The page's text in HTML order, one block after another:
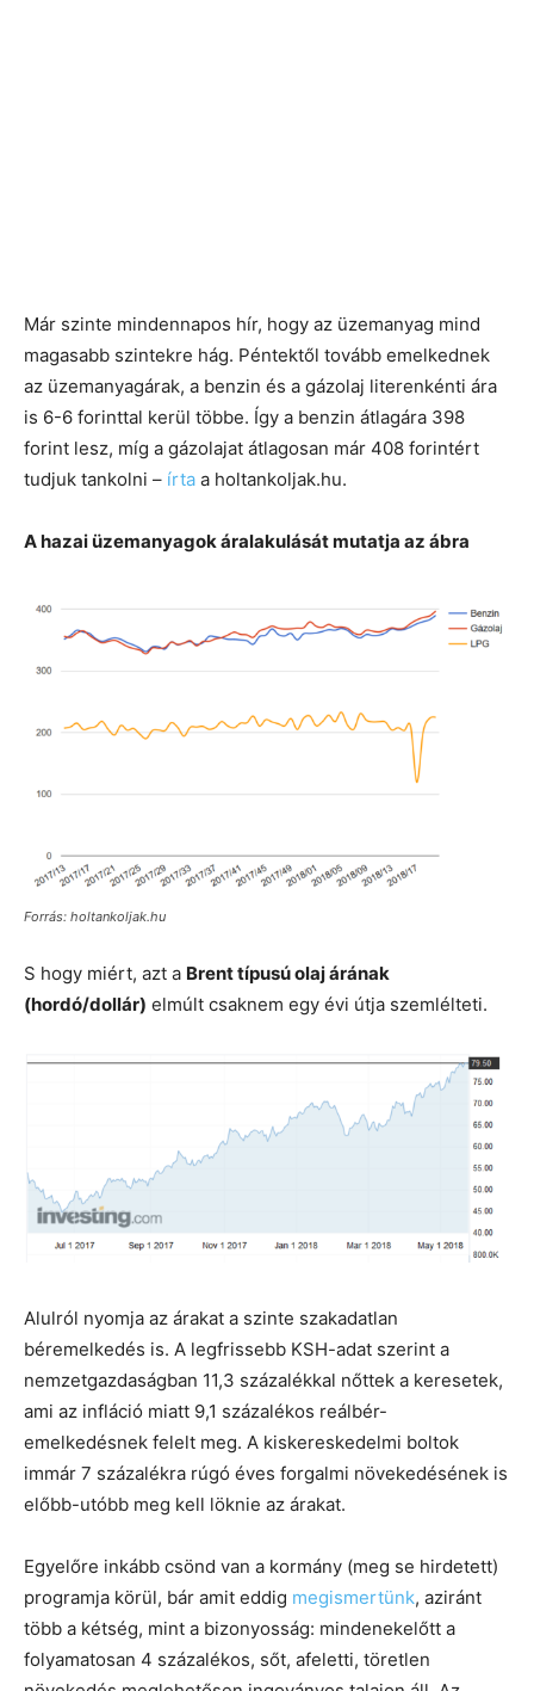
Már szinte mindennapos hír, hogy az üzemanyag mind
magasabb szintekre hág. Péntektől tovább emelkednek
az üzemanyagárak, a benzin és a gázolaj literenkénti ára
is 6-6 forinttal kerül többe. Így a benzin átlagára 398
forint lesz, míg a gázolajat átlagosan már 408 forintért
tudjuk tankolni – írta a holtankoljak.hu.
A hazai üzemanyagok áralakulását mutatja az ábra
Forrás: holtankoljak.hu
S hogy miért, azt a Brent típusú olaj árának
(hordó/dollár) elmúlt csaknem egy évi útja szemlélteti.
Alulról nyomja az árakat a szinte szakadatlan
béremelkedés is. A legfrissebb KSH-adat szerint a
nemzetgazdaságban 11,3 százalékkal nőttek a keresetek,
ami az infláció miatt 9,1 százalékos reálbér-
emelkedésnek felelt meg. A kiskereskedelmi boltok
immár 7 százalékra rúgó éves forgalmi növekedésének is
előbb-utóbb meg kell löknie az árakat.
Egyelőre inkább csönd van a kormány (meg se hirdetett)
programja körül, bár amit eddig megismertünk, aziránt
több a kétség, mint a bizonyosság: mindenekelőtt a
folyamatosan 4 százalékos, sőt, afeletti, töretlen